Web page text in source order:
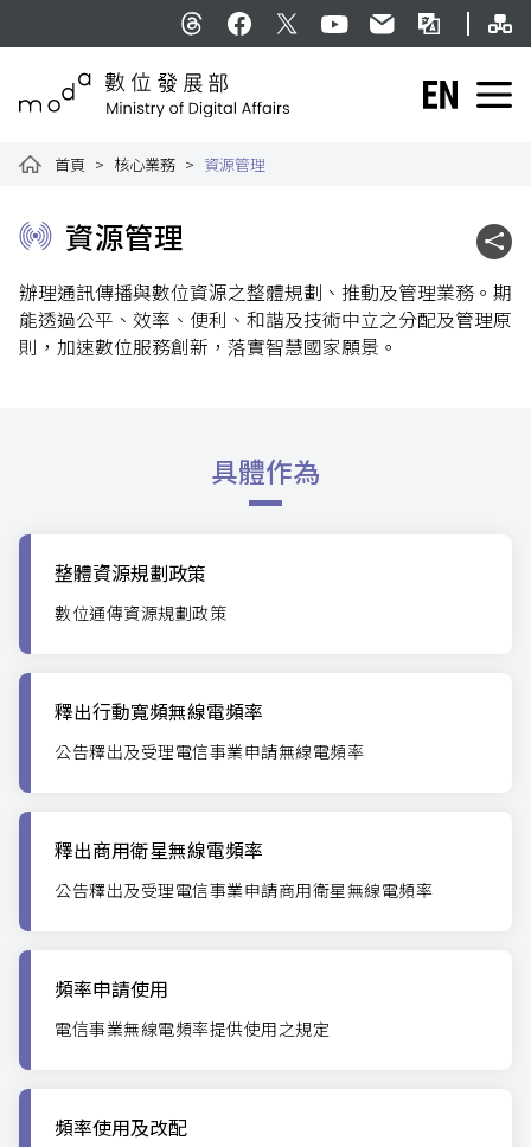
English
首頁 核心業務 資源管理
資源管理 社群
辦理通訊傳播與數位資源之整體規劃、推動及管理業務。期
能透過公平、效率、便利、和諧及技術中立之分配及管理原
則，加速數位服務創新，落實智慧國家願景。
具體作為
整體資源規劃政策
數位通傳資源規劃政策
釋出行動寬頻無線電頻率
公告釋出及受理電信事業申請無線電頻率
釋出商用衛星無線電頻率
公告釋出及受理電信事業申請商用衛星無線電頻率
頻率申請使用
電信事業無線電頻率提供使用之規定
頻率使用及改配